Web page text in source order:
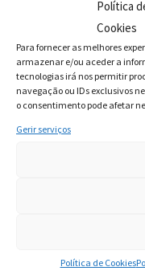
Política
Cookies
Para fornecer as melhores
armazenar e/ou aceder a
tecnologias irá nos permitir
navegação ou IDs exclusivos
o consentimento pode afetar
Gerir serviços
Política de Cookies
COMUNICADO
Qualidade da
em Leiria
Recent
Nenhum